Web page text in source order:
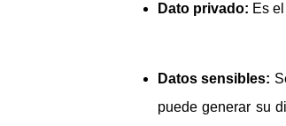
Dato privado: Es
Datos sensibles:
puede generar su